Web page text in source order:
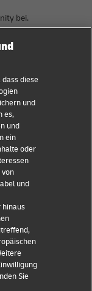
bei.
dass diese
und
es,
und
ein
oder
von
und
hinaus
Sie